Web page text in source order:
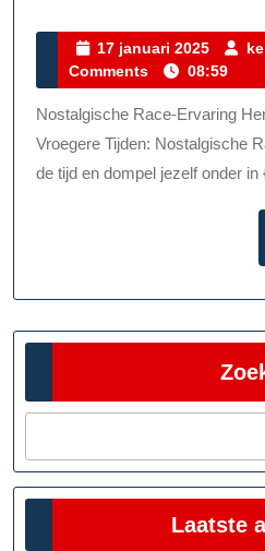
Van
17 januari 2025
17
januari
2025
Comments
08:59
Nostalgische Race-Ervaring Herbeleef de Glorie van
Vroegere Tijden: Nostalgische
de tijd en dompel jezelf onder in
Laatste